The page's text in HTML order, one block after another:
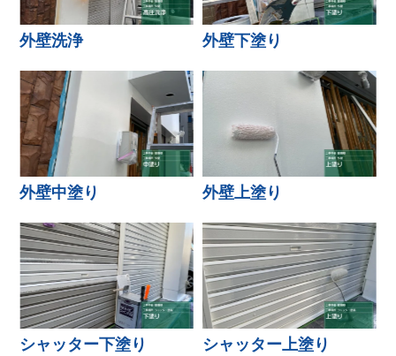
外壁洗浄 外壁下塗り
外壁中塗り 外壁上塗り
シャッター下塗り シャッター上塗り